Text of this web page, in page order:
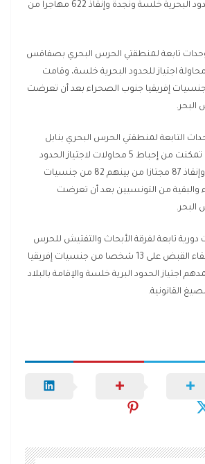
20 محاولة لاجتياز الحدود البحرية خلسة ونجدة وإنقاذ 622 مهاجرا من
تابعة لمنطقتي الحرس البحري بصفاقس
والمهدية أحبطت 15 محاولة اجتياز للحدود البحرية خلسة، وقامت
وإنقاذ 535 من جنسيات إفريقيا جنوب الصحراء بعد أن تعرضت
البحر.
التابعة لمنطقتي الحرس البحري بنابل
والمنستير من جانبها تمكنت من إحباط 5 محاولات لاجتياز الحدود
البحرية خلسة ونجدة وإنقاذ 87 مجتازا من بينهم 82 من جنسيات
والبقية من التونسيين بعد أن تعرضت
البحر.
تابعة لفرقة الأبحاث والتفتيش للحرس
الوطني بسليانة من إلقاء القبض على 13 شخصا من جنسيات إفريقيا
اجتياز الحدود البرية خلسة والإقامة بالبلاد
القانونية.